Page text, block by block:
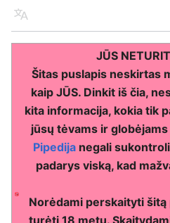
Kalba
JŪS
Šitas puslapis neskirtas
kaip JŪS. Dinkit iš čia,
kita informacija, kokia tik
jūsų tėvams ir
Pipedijanegali
padarys viską, kad
Norėdami perskaityti